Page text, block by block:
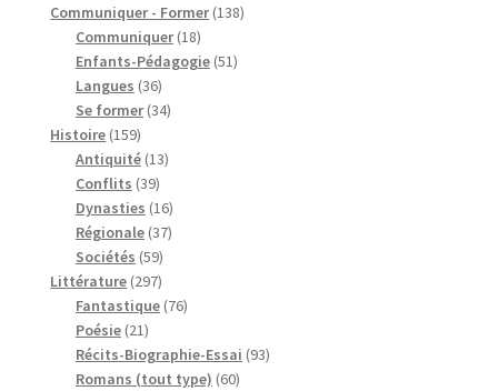
produits
Communiquer - Former 138138
Communiquer 1818
produits
Enfants-Pédagogie 5151
Langues 3636
produits
Se former 3434
Histoire 159159
produits
Antiquité 1313
Conflits 3939
produits
Dynasties 1616
produits
Régionale 3737
Sociétés 5959
produits
Littérature 297297
produits
Fantastique 7676
Poésie 2121
produits
Récits-Biographie-Essai 9393
Romans (tout type) 6060